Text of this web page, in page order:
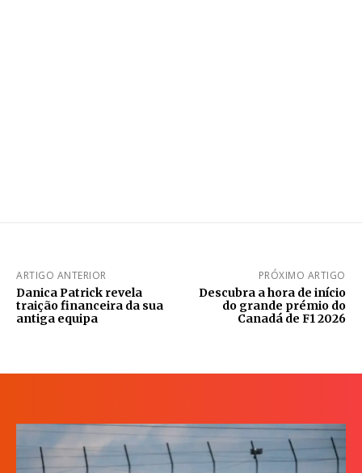
ARTIGO ANTERIOR
Danica Patrick revela
traição financeira da sua
antiga equipa
PRÓXIMO ARTIGO
Descubra a hora de início
do grande prémio do
Canadá de F1 2026